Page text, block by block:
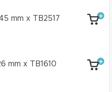
mm x TB2517
mm x TB1610